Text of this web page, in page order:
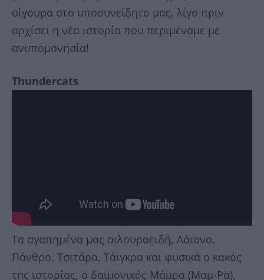
σίγουρα στο υποσυνείδητο μας, λίγο πριν
αρχίσει η νέα ιστορία που περιμέναμε με
ανυπομονησία!
Τhundercats
Τα αγαπημένα μας αιλουροειδή, Λάιονο,
Πάνθρο, Τσιτάρα, Τάιγκρα και φυσικά ο κακός
της ιστορίας, ο δαιμονικός Μάμρα (Μαμ-Ρα),